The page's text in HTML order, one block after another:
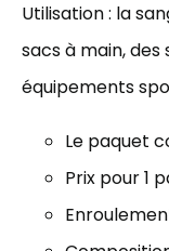
Utilisation : la
sacs à main, des
équipements
Le paquet
Prix pour 1